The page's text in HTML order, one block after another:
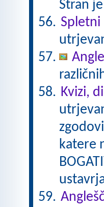
Stran
Spletni
Kvizi,
katere